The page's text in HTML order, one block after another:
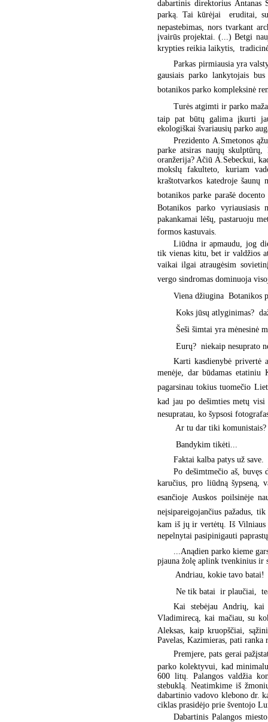
dabartinis direktorius
parką. Tai kūrėjai  eruditai,
nepastebimas, nors tvarkant
įvairūs projektai. (...) Betgi
krypties reikia laikytis, 
Parkas pirmiausia yra
gausiais parko lankytojais
botanikos parko kompleksinė
Turės atgimti ir parko
taip pat būtų galima įkurti
ekologiškai švariausių parko
Prezidento A.Smetonos
parke atsiras naujų
oranžerija? Ačiū A.Sebeckui,
mokslų fakulteto, kuriam
kraštotvarkos katedroje šaunų
botanikos parke parašė
Botanikos parko vyriausiasis
pakankamai lėšų, pastaruoju
formos kastuvais.
Liūdna ir apmaudu, jog
tik vienas kitu, bet ir valdžios
vaikai ilgai atraugėsim
vergo sindromas dominuoja
Viena džiugina  Botanikos
 Koks jūsų atlyginimas? 
 Šeši šimtai yra
 Eurų?  niekaip
Karti kasdienybė privertė
menėje, dar būdamas etatiniu
pagarsinau tokius tuomečio
kad jau po dešimties metų visi
nesupratau, ko šypsosi
 Ar tu dar tiki komunistais?
 Bandykim tikėti...
Faktai kalba patys už save.
Po dešimtmečio aš, buvęs
karučius, pro liūdną šypseną,
esančioje Auskos poilsinėje
neįsipareigojančius pažadus, tik
kam iš jų ir vertėtų. Iš Vilniaus
nepelnytai pasipinigauti
...Anądien parko kieme
pjauna žolę aplink tvenkinius ir
 Andriau, kokie tavo batai!
 Ne tik batai  ir plaučiai,
Kai stebėjau Andrių, kai
Vladimirecą, kai mačiau, su
Aleksas, kaip kruopščiai,
Pavelas, Kazimieras, pati
Premjere, pats gerai
parko kolektyvui, kad
600 litų. Palangos valdžia
stebuklą. Neatimkime iš
dabartinio vadovo klebono dr.
ciklas prasidėjo prie šventojo
Dabartinis Palangos